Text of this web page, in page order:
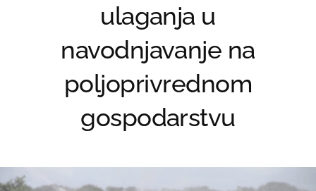
ulaganja u
navodnjavanje na
poljoprivrednom
gospodarstvu